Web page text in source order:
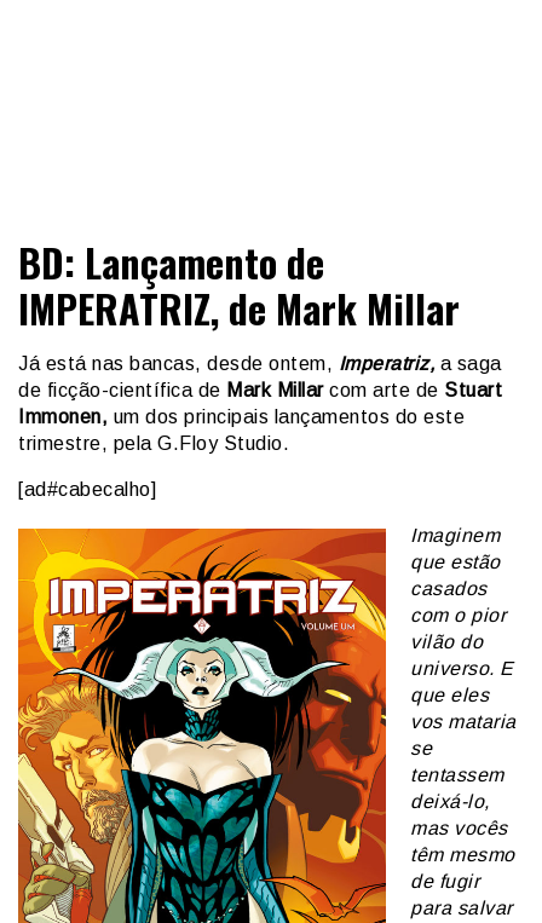
Central Comics
BD: Lançamento de
IMPERATRIZ, de Mark Millar
Já está nas bancas, desde ontem, Imperatriz, a saga
de ficção-científica de Mark Millarcom arte de Stuart
Immonen, um dos principais lançamentos do este
trimestre, pela G.Floy Studio.
[ad#cabecalho]
Imaginem
que estão
casados
com o pior
vilão do
universo. E
que eles
vos mataria
se
tentassem
deixá-lo,
mas vocês
têm mesmo
de fugir
para salvar